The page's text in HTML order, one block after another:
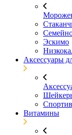
Эскимо
Аксессуары
Витамины